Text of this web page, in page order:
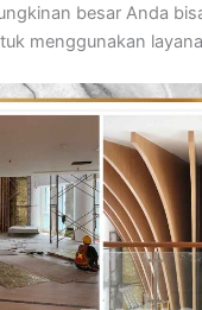
besar Anda
menggunakan